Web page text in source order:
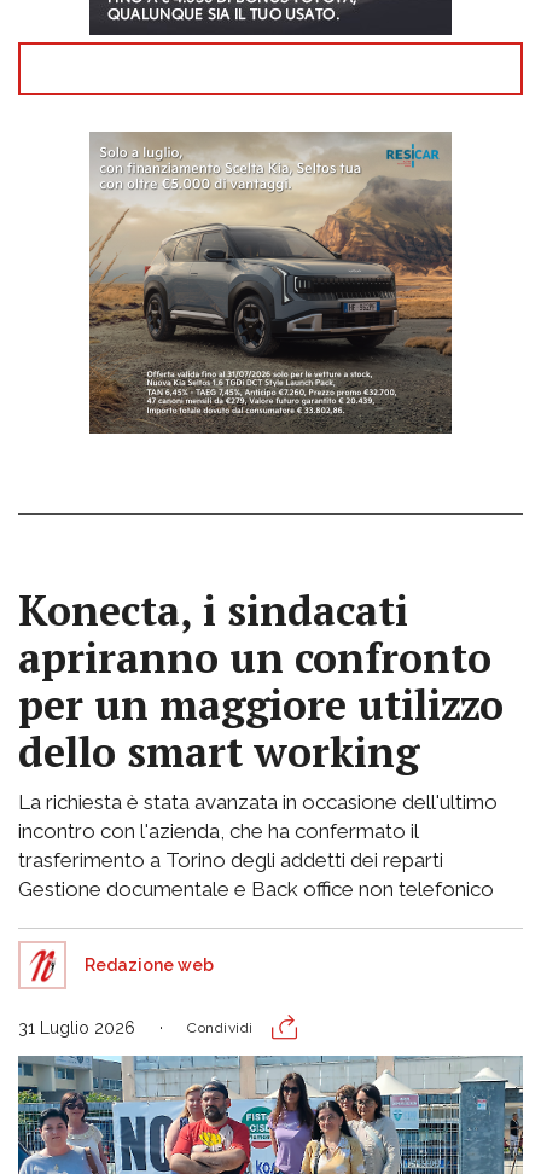
Konecta, i sindacati
apriranno un confronto
per un maggiore utilizzo
dello smart working
La richiesta è stata avanzata in occasione dell'ultimo
incontro con l'azienda, che ha confermato il
trasferimento a Torino degli addetti dei reparti
Gestione documentale e Back office non telefonico
Redazione web
31 Luglio 2026 Condividi